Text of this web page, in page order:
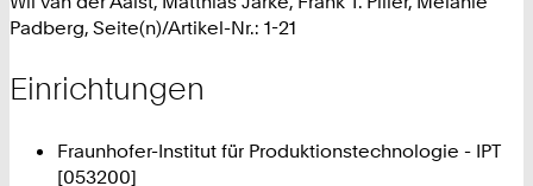
Padberg, Seite(n)/Artikel-Nr.: 1-21
Einrichtungen
Fraunhofer-Institut für Produktionstechnologie - IPT
[053200]